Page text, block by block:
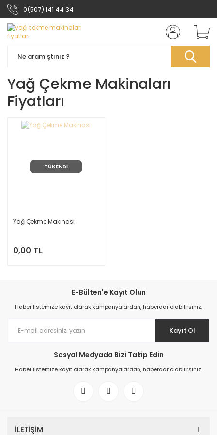
0(507) 141 44 34
Yağ Çekme Makinaları
Fiyatları
TÜKENDİ
Yağ Çekme Makinası
0,00 TL
E-Bülten'e Kayıt Olun
Haber listemize kayıt olarak kampanyalardan, haberdar olabilirsiniz.
Kayıt Ol
Sosyal Medyada Bizi Takip Edin
Haber listemize kayıt olarak kampanyalardan, haberdar olabilirsiniz.
İLETİŞİM